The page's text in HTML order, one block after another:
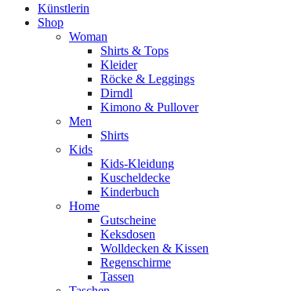
Künstlerin
Shop
Woman
Shirts & Tops
Kleider
Röcke & Leggings
Dirndl
Kimono & Pullover
Men
Shirts
Kids
Kids-Kleidung
Kuscheldecke
Kinderbuch
Home
Gutscheine
Keksdosen
Wolldecken & Kissen
Regenschirme
Tassen